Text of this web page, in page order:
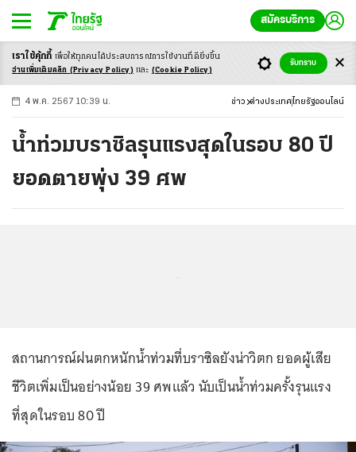
สมัครบริการ
-ก ก ก+
4 พ.ค. 2567 10:39 น. ข่าว ต่างประเทศ ไทยรัฐออนไลน์
น้ำท่วมบราซิลรุนแรงสุดในรอบ 80 ปี
ยอดตายพุ่ง 39 ศพ
สถานการณ์ฝนตกหนักน้ำท่วมที่บราซิลยังน่าวิตก ยอดผู้เสีย
ชีวิตเพิ่มเป็นอย่างน้อย 39 ศพแล้ว นับเป็นน้ำท่วมครั้งรุนแรง
ที่สุดในรอบ 80 ปี
เราใช้คุ้กกี้ เพื่อให้ทุกคนได้ประสบการณ์การใช้งานที่ดียิ่งขึ้น
อ่านเพิ่มเติมคลิก (Privacy Policy) และ (Cookie Policy)
รับทราบ